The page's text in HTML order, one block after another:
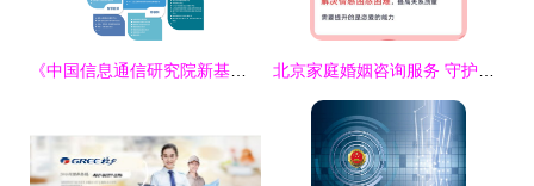
《中国信息通信研究院新基建产品手册(2020年4月版)》 解码新基建的专业指南与战略工具 北京家庭婚姻咨询服务 守护幸福港湾的专业指南